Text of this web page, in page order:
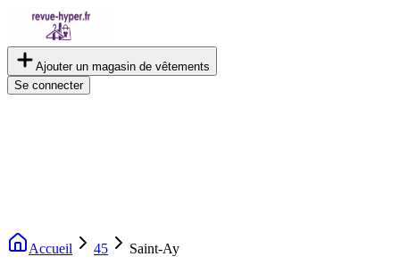
Ajouter un magasin de vêtements
Se connecter
Accueil 45 Saint-Ay